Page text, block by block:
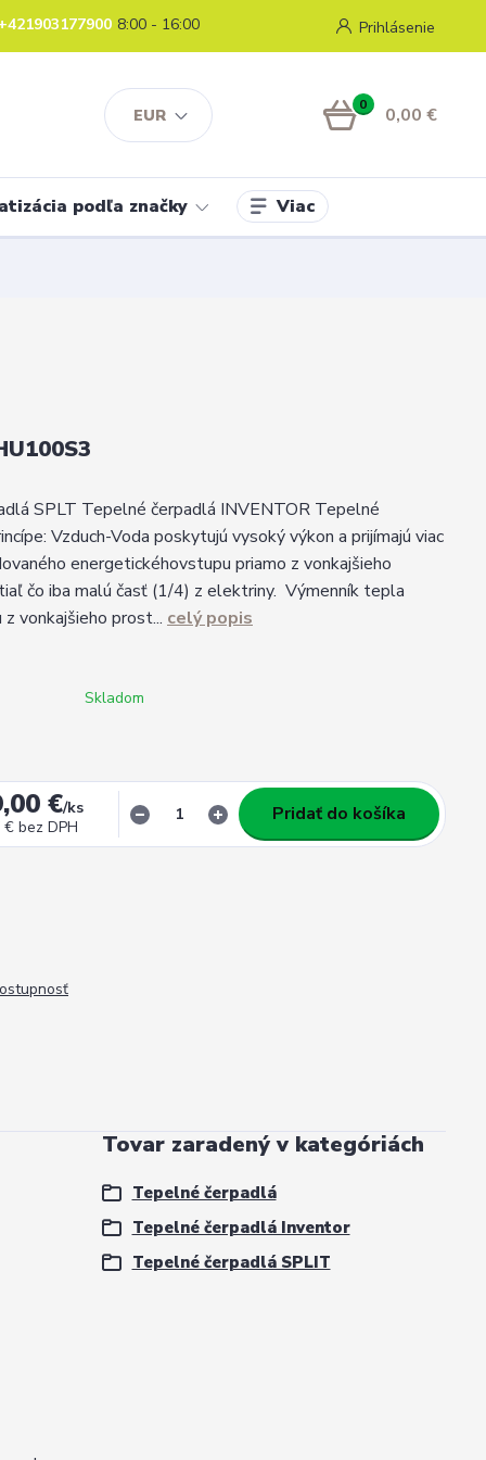
EUR
Prihlásenie
+421903177900 8:00 - 16:00
0 0,00 €
podľa značky Viac
SPLT Tepelné čerpadlá INVENTOR Tepelné
Vzduch-Voda poskytujú vysoký výkon a prijímajú viac
energetickéhovstupu priamo z vonkajšieho
čo iba malú časť (1/4) z elektriny. Výmenník tepla
z vonkajšieho prost... celý popis
Skladom
€/ks
€ bez DPH
Pridať do košíka
Tovar zaradený v kategóriách
Tepelné čerpadlá
Tepelné čerpadlá Inventor
Tepelné čerpadlá SPLIT